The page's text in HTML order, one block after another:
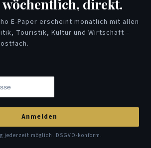
wöchentlich, direkt.
E-Paper erscheint monatlich mit allen
Touristik, Kultur und Wirtschaft –
Anmelden
jederzeit möglich. DSGVO-konform.